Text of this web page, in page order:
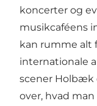
koncerter og
musikcaféens
kan rumme alt
internationale
scener Holbæk
over, hvad